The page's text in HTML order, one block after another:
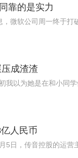
靠的是实力
微软公司周一终于打
成渣渣
我以为她是在和小同
人民币
5日，传音控股的运